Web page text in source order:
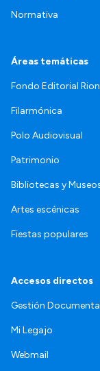
Normativa
Áreas temáticas
Fondo Editorial
Filarmónica
Polo Audiovisual
Patrimonio
Bibliotecas y
Artes escénicas
Fiestas populares
Accesos directos
Gestión
Mi Legajo
Webmail